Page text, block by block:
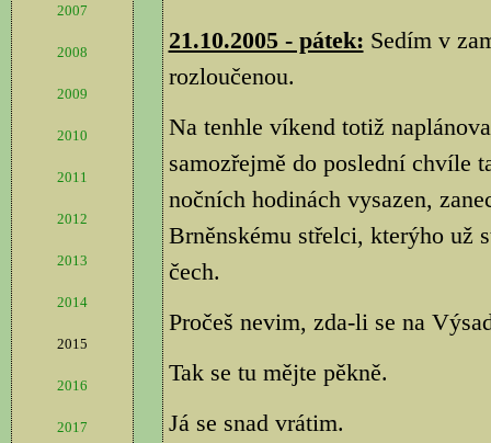
2007
2008
2009
2010
2011
2012
2013
2014
2015
2016
2017
21.10.2005 - pátek: Sedím v
rozloučenou.
Na tenhle víkend totiž
samozřejmě do poslední chvíle
nočních hodinách vysazen,
Brněnskému střelci, kterýho už
čech.
Pročeš nevim, zda-li se na
Tak se tu mějte pěkně.
Já se snad vrátim.